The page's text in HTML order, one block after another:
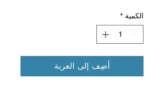
الكمية *
أضِف إلى العربة